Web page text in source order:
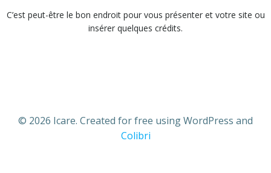
C’est peut-être le bon endroit pour vous présenter et votre site ou
insérer quelques crédits.
© 2026 Icare. Created for free using WordPress and
Colibri